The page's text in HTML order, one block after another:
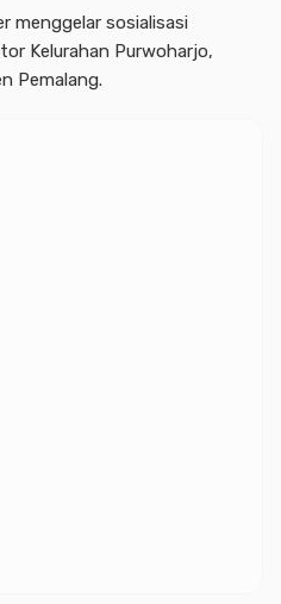
menggelar sosialisasi
Kelurahan Purwoharjo,
Pemalang.